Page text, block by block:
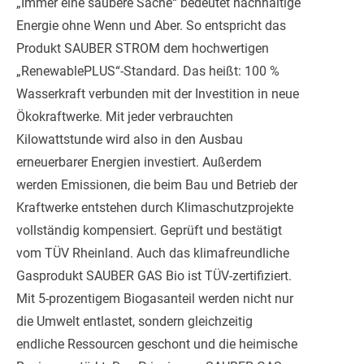
Energie ohne Wenn und Aber. So entspricht das
Produkt SAUBER STROM dem hochwertigen
„RenewablePLUS“-Standard. Das heißt: 100 %
Wasserkraft verbunden mit der Investition in neue
Ökokraftwerke. Mit jeder verbrauchten
Kilowattstunde wird also in den Ausbau
erneuerbarer Energien investiert. Außerdem
werden Emissionen, die beim Bau und Betrieb der
Kraftwerke entstehen durch Klimaschutzprojekte
vollständig kompensiert. Geprüft und bestätigt
vom TÜV Rheinland. Auch das klimafreundliche
Gasprodukt SAUBER GAS Bio ist TÜV-zertifiziert.
Mit 5-prozentigem Biogasanteil werden nicht nur
die Umwelt entlastet, sondern gleichzeitig
endliche Ressourcen geschont und die heimische